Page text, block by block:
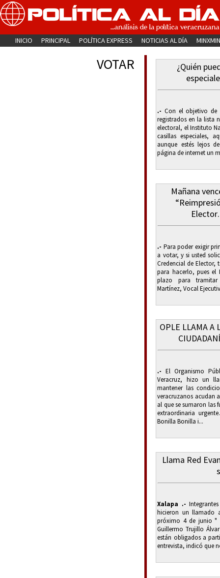
INICIO PRINCIPAL POLÍTICA EXPRESS NOTICIAS AL DÍA
VOTAR
¿Quién
.- Con el objetivo de
registrados en la lista
electoral, el Instituto
casillas especiales,
aunque estés lejos
página de internet un
Mañana
.- Para poder exigir
a votar, y si usted
Credencial de Elector,
para hacerlo, pues el
plazo para tramitar
Martínez, Vocal
OPLE LLAMA A
.- El Organismo
Veracruz, hizo un
mantener las
veracruzanos acudan
al que se sumaron las
extraordinaria
Bonilla Bonilla i...
Llama Red
Xalapa .-
hicieron un llamado
próximo 4 de junio
Guillermo Trujillo
están obligados a
entrevista, indicó que